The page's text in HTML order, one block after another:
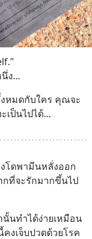
ง...
หมดกับใคร คุณจะ
เป็นไปได้...
โดพามีนหลั่งออก
กที่จะรักมากขึ้นไป
นทำได้ง่ายเหมือน
งเจ็บปวดด้วยโรค